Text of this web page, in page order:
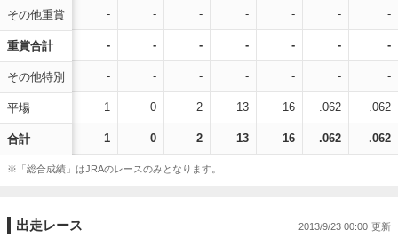
その他重賞
重賞合計
その他特別
平場
合計
- - - - - - -
- - - - - - -
- - - - - - -
1 0 2 13 16 .062 .062
1 0 2 13 16 .062 .062
※「総合成績」はJRAのレースのみとなります。
出走レース 2013/9/23 00:00